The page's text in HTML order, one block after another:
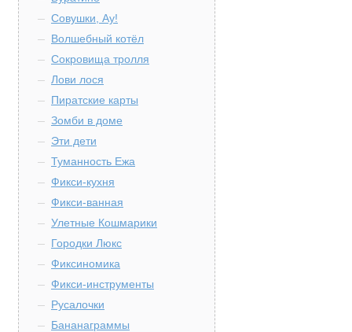
Совушки, Ау!
Волшебный котёл
Сокровища тролля
Лови лося
Пиратские карты
Зомби в доме
Эти дети
Туманность Ежа
Фикси-кухня
Фикси-ванная
Улетные Кошмарики
Городки Люкс
Фиксиномика
Фикси-инструменты
Русалочки
Бананаграммы